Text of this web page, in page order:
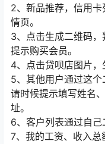
2、新品推荐，信用
情页。
3、点击生成二维码，
提示购买会员。
4、点击贷呗店图片，
5、其他用户通过这
请时候提示填写姓名
址。
6、客户列表通过自
7、我的工资、收入